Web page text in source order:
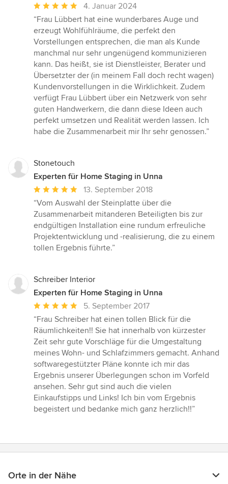
Durchschnittliche
Bewertung:
5
von
5
Sternen
4. Januar 2024
“Frau Lübbert hat eine wunderbares Auge und
erzeugt Wohlfühlräume, die perfekt den
Vorstellungen entsprechen, die man als Kunde
manchmal nur sehr ungenügend kommunizieren
kann. Das heißt, sie ist Dienstleister, Berater und
Übersetzter der (in meinem Fall doch recht wagen)
Kundenvorstellungen in die Wirklichkeit. Zudem
verfügt Frau Lübbert über ein Netzwerk von sehr
guten Handwerkern, die dann diese Ideen auch
perfekt umsetzen und Realität werden lassen. Ich
habe die Zusammenarbeit mir Ihr sehr genossen.”
Stonetouch
Experten für Home Staging in Unna
Durchschnittliche
Bewertung:
5
von
5
Sternen
13. September 2018
“Vom Auswahl der Steinplatte über die
Zusammenarbeit mitanderen Beteiligten bis zur
endgültigen Installation eine rundum erfreuliche
Projektentwicklung und -realisierung, die zu einem
tollen Ergebnis führte.”
Schreiber Interior
Experten für Home Staging in Unna
Durchschnittliche
Bewertung:
5
von
5
Sternen
5. September 2017
“Frau Schreiber hat einen tollen Blick für die
Räumlichkeiten!! Sie hat innerhalb von kürzester
Zeit sehr gute Vorschläge für die Umgestaltung
meines Wohn- und Schlafzimmers gemacht. Anhand
softwaregestützter Pläne konnte ich mir das
Ergebnis unserer Überlegungen schon im Vorfeld
ansehen. Sehr gut sind auch die vielen
Einkaufstipps und Links! Ich bin vom Ergebnis
begeistert und bedanke mich ganz herzlich!!”
Orte in der Nähe